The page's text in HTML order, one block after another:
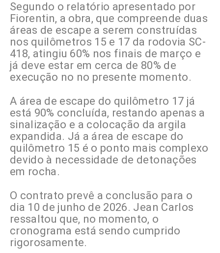
Segundo o relatório apresentado por
Fiorentin, a obra, que compreende duas
áreas de escape a serem construídas
nos quilômetros 15 e 17 da rodovia SC-
418, atingiu 60% nos finais de março e
já deve estar em cerca de 80% de
execução no no presente momento.
A área de escape do quilômetro 17 já
está 90% concluída, restando apenas a
sinalização e a colocação da argila
expandida. Já a área de escape do
quilômetro 15 é o ponto mais complexo
devido à necessidade de detonações
em rocha.
O contrato prevê a conclusão para o
dia 10 de junho de 2026. Jean Carlos
ressaltou que, no momento, o
cronograma está sendo cumprido
rigorosamente.